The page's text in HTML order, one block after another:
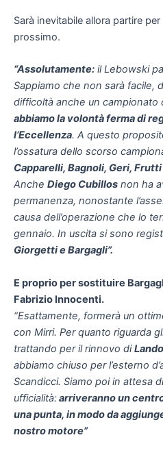
Sarà inevitabile allora partire
prossimo.
“Assolutamente: il Lebowski
Sappiamo che non sarà facile,
difficoltà anche un campionato
abbiamo la volontà ferma di
l’Eccellenza. A questo
l’ossatura dello scorso
Capparelli, Bagnoli, Geri,
Anche Diego Cubillos non ha
permanenza, nonostante
causa dell’operazione che lo
gennaio. In uscita si sono
Giorgetti e Bargagli”.
E proprio per sostituire
Fabrizio Innocenti.
“Esattamente, formerà un
con Mirri. Per quanto riguarda
trattando per il rinnovo di
abbiamo chiuso per l’esterno
Scandicci. Siamo poi in attesa
ufficialità:arriveranno un
una punta, in modo da
nostro motore”